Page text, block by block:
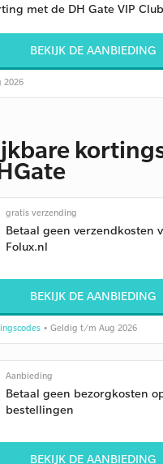
met de DH Gate VIP Club
BEKIJK DE AANBIEDING
2026
gratis verzending
Betaal geen verzendkosten
Folux.nl
BEKIJK DE AANBIEDING
• Geldig t/m Aug 2026
Aanbieding
Betaal geen bezorgkosten
bestellingen
BEKIJK DE AANBIEDING